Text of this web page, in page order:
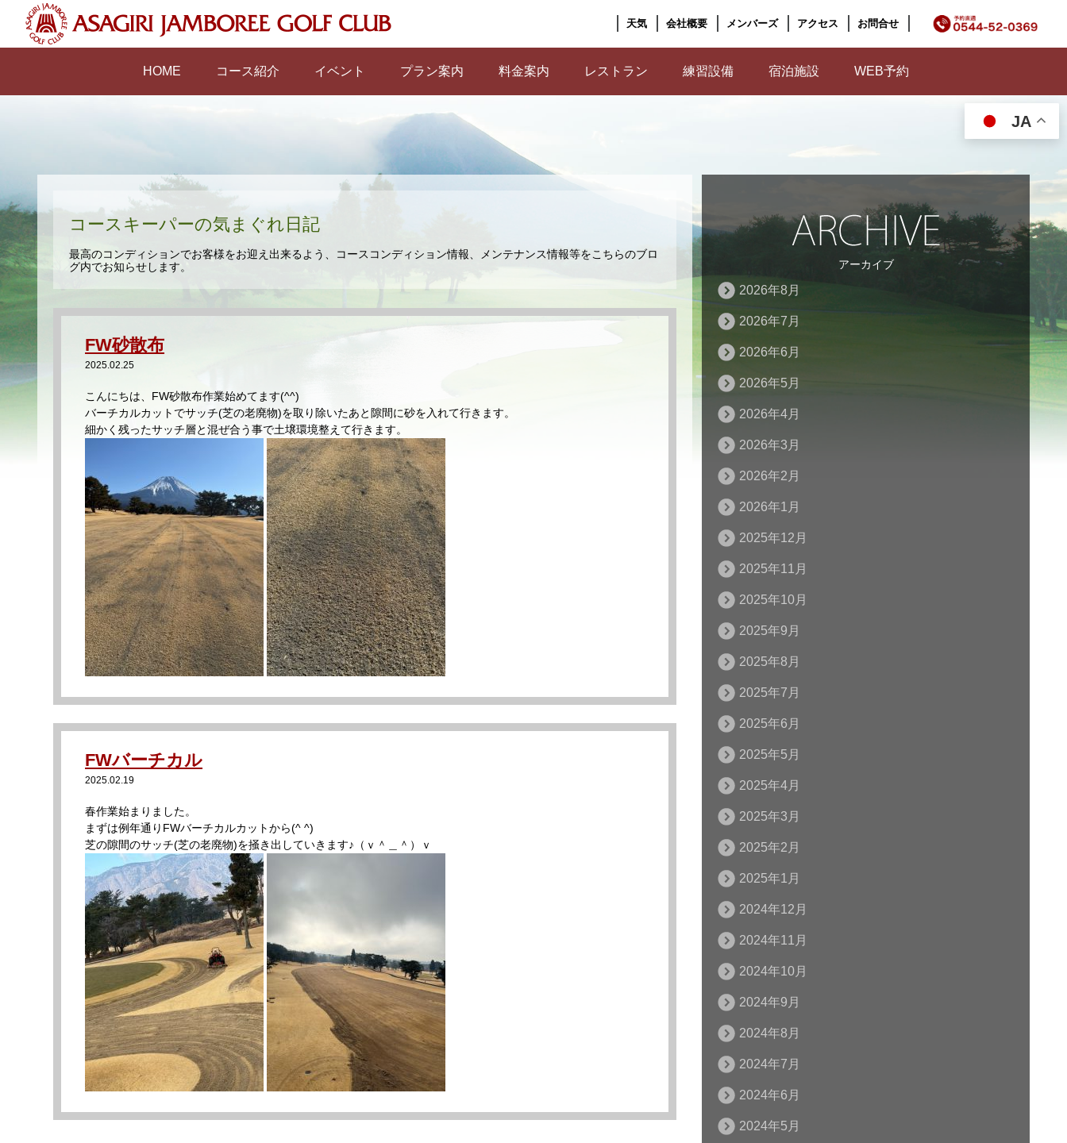
天気 会社概要 メンバーズ アクセス お問合せ
JA
HOME コース紹介 イベント プラン案内 料金案内 レストラン 練習設備 宿泊施設 WEB予約
アーカイブ
2026年8月
2026年7月
2026年6月
2026年5月
2026年4月
2026年3月
2026年2月
2026年1月
2025年12月
2025年11月
2025年10月
2025年9月
2025年8月
2025年7月
2025年6月
2025年5月
2025年4月
2025年3月
2025年2月
2025年1月
2024年12月
2024年11月
2024年10月
2024年9月
2024年8月
2024年7月
2024年6月
2024年5月
コースキーパーの気まぐれ日記
最高のコンディションでお客様をお迎え出来るよう、コースコンディション情報、メンテナンス情報等をこちらのブロ
グ内でお知らせします。
FW砂散布
2025.02.25
こんにちは、FW砂散布作業始めてます(^^)
バーチカルカットでサッチ(芝の老廃物)を取り除いたあと隙間に砂を入れて行きます。
細かく残ったサッチ層と混ぜ合う事で土壌環境整えて行きます。
FWバーチカル
2025.02.19
春作業始まりました。
まずは例年通りFWバーチカルカットから(^ ^)
芝の隙間のサッチ(芝の老廃物)を掻き出していきます♪（ｖ＾＿＾）ｖ